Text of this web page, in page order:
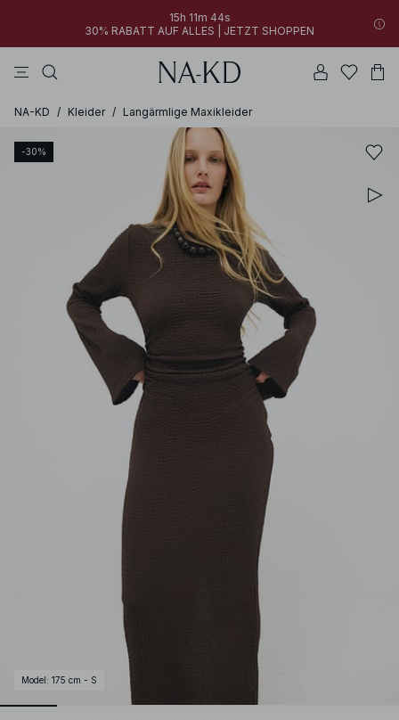
15h 11m 44s
30% RABATT AUF ALLES | JETZT SHOPPEN
NA-KD / Kleider / Langärmlige Maxikleider
-30%
Model : 175 cm - S